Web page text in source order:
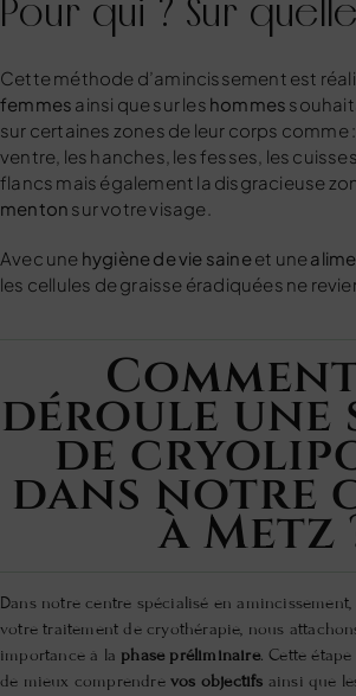
Pour qui ? Sur
Cette méthode d’amincissement est
femmes ainsi que sur les hommes
sur certaines zones de leur corps comme
ventre, les hanches, les fesses, les
flancs mais également la disgracieuse
menton sur votre visage.
Avec une hygiènedevie saineet une
les cellules de graisse éradiquées ne
déroule une
de
dans notre
à Metz
Dans notre centre spécialisé en
votre traitement de cryothérapie, nous
importance à la phase préliminaire. Cette
de mieux comprendre vos objectifs ainsi que